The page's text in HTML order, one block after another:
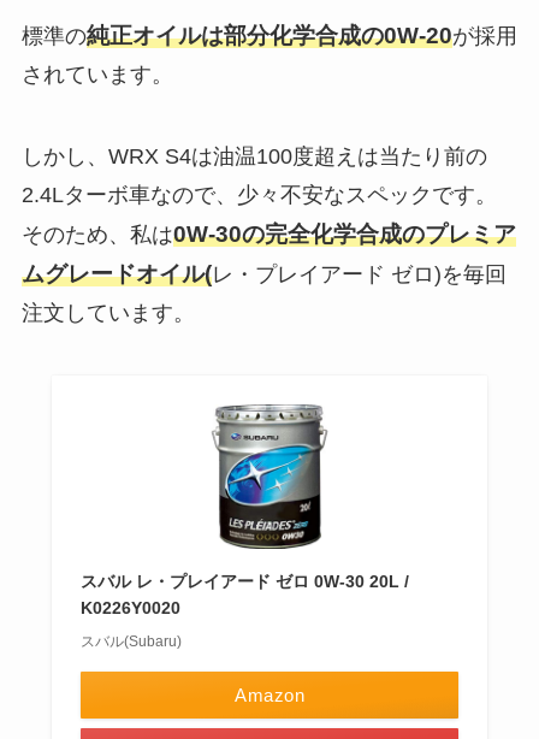
標準の純正オイルは部分化学合成の0W-20が採用
されています。
しかし、WRX S4は油温100度超えは当たり前の
2.4Lターボ車なので、少々不安なスペックです。
そのため、私は0W-30の完全化学合成のプレミア
ムグレードオイル(レ・プレイアード ゼロ)を毎回
注文しています。
スバル レ・プレイアード ゼロ 0W-30 20L /
K0226Y0020
スバル(Subaru)
Amazon